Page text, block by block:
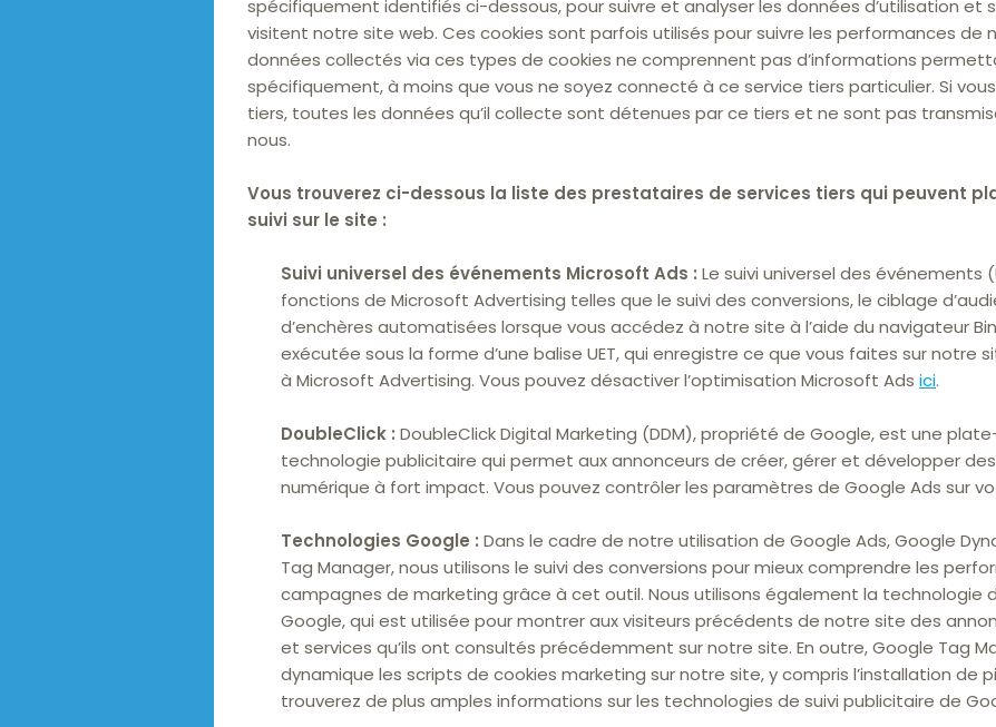
spécifiquement identifiés ci-dessous, pour suivre et analyser les données d’utilisation et
visitent notre site web. Ces cookies sont parfois utilisés pour suivre les performances de
données collectés via ces types de cookies ne comprennent pas d’informations
spécifiquement, à moins que vous ne soyez connecté à ce service tiers particulier. Si
tiers, toutes les données qu’il collecte sont détenues par ce tiers et ne sont pas
nous.
Vous trouverez ci-dessous la liste des prestataires de services tiers qui peuvent
suivi sur le site :
Suivi universel des événements Microsoft Ads : Le suivi universel des événements
fonctions de Microsoft Advertising telles que le suivi des conversions, le ciblage
d’enchères automatisées lorsque vous accédez à notre site à l’aide du navigateur
exécutée sous la forme d’une balise UET, qui enregistre ce que vous faites sur notre
à Microsoft Advertising. Vous pouvez désactiver l’optimisation Microsoft Ads ici.
DoubleClick : DoubleClick Digital Marketing (DDM), propriété de Google, est une
technologie publicitaire qui permet aux annonceurs de créer, gérer et développer
numérique à fort impact. Vous pouvez contrôler les paramètres de Google Ads sur
Technologies Google : Dans le cadre de notre utilisation de Google Ads, Google
Tag Manager, nous utilisons le suivi des conversions pour mieux comprendre les
campagnes de marketing grâce à cet outil. Nous utilisons également la technologie
Google, qui est utilisée pour montrer aux visiteurs précédents de notre site des
et services qu’ils ont consultés précédemment sur notre site. En outre, Google Tag
dynamique les scripts de cookies marketing sur notre site, y compris l’installation de
trouverez de plus amples informations sur les technologies de suivi publicitaire de